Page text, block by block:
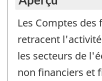
Les Comptes des
retracent
les secteurs de
non financiers et